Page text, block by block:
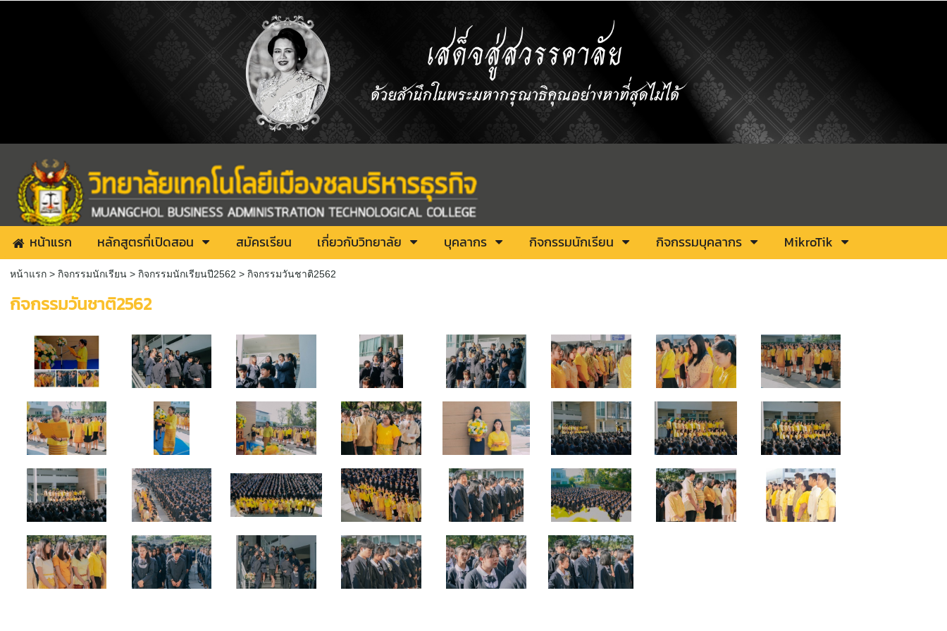
หน้าแรก หลักสูตรที่เปิดสอน สมัครเรียน เกี่ยวกับวิทยาลัย บุคลากร กิจกรรมนักเรียน กิจกรรมบุคลากร MikroTik
หน้าแรก> กิจกรรมนักเรียน > กิจกรรมนักเรียนปี2562 > กิจกรรมวันชาติ2562
กิจกรรมวันชาติ2562